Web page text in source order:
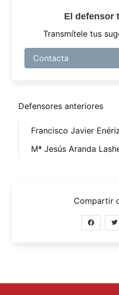
El defensor
Transmítele tus
Contacta
Defensores anteriores
Francisco Javier
Mª Jesús Aranda
Compartir